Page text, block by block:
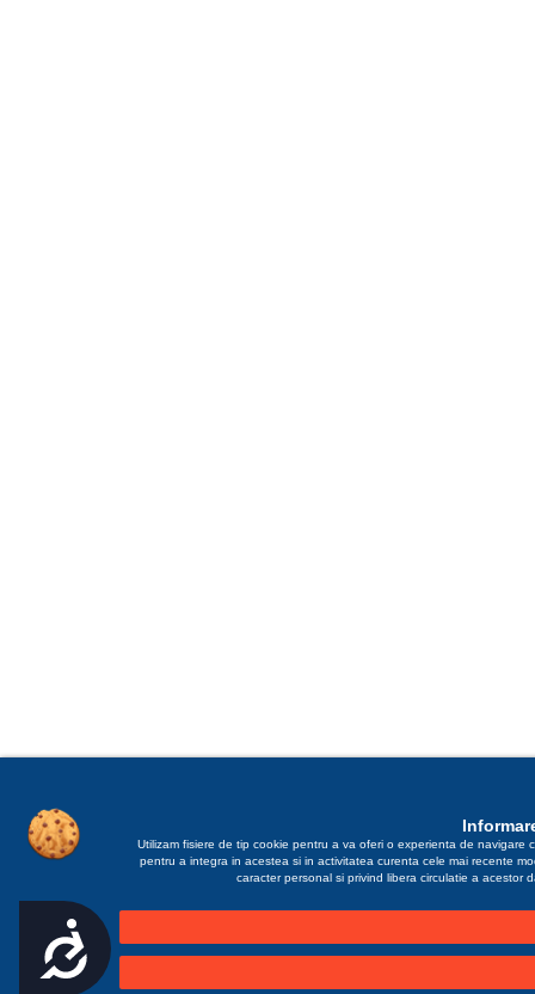
Accesibilitate
Utilizam fisiere de tip cookie pentru a va oferi o experienta de navigare
pentru a integra in acestea si in activitatea curenta cele mai recente
caracter personal si privind libera circulatie a acestor